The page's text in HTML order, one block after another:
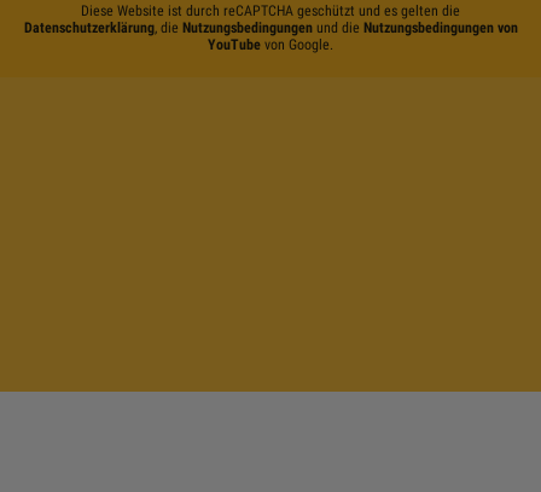
Diese Website ist durch reCAPTCHA geschützt und es gelten die
Datenschutzerklärung, die Nutzungsbedingungenund die Nutzungsbedingungen von
YouTube von Google.